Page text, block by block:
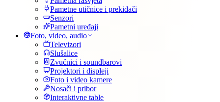
Pametne utičnice i prekidači
Senzori
Pametni uređaji
Foto, video, audio
Televizori
Slušalice
Zvučnici i soundbarovi
Projektori i displeji
Foto i video kamere
Nosači i pribor
Interaktivne table